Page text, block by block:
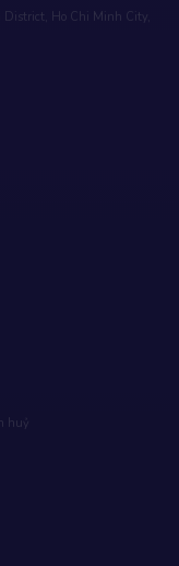
Ho Chi Minh City,
huỷ